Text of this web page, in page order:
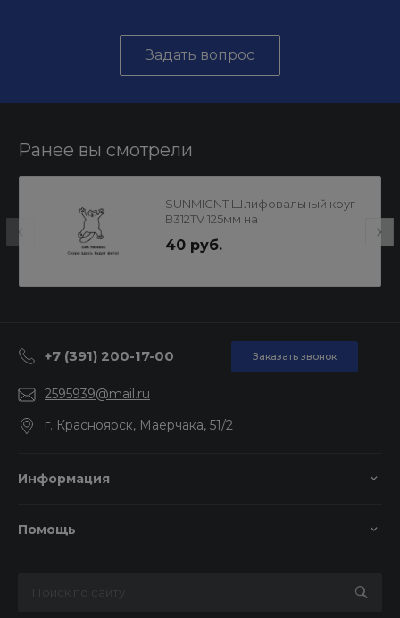
Задать вопрос
Ранее вы смотрели
SUNMIGNT Шлифовальный круг
В312TV 125мм на
40 руб.
+7 (391) 200-17-00 Заказать звонок
2595939@mail.ru
г. Красноярск, Маерчака, 51/2
Информация
Помощь